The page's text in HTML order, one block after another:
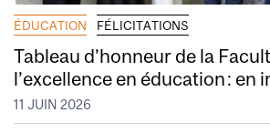
ÉDUCATION FÉLICITATIONS
Tableau d’honneur de la
l’excellence en éducation : en
11 JUIN 2026